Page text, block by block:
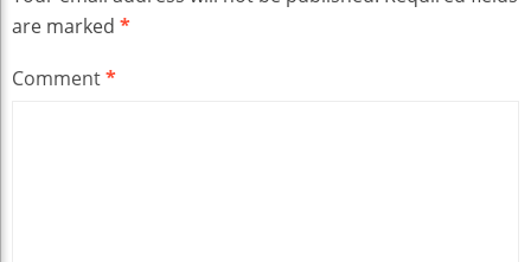
are marked *
Comment*